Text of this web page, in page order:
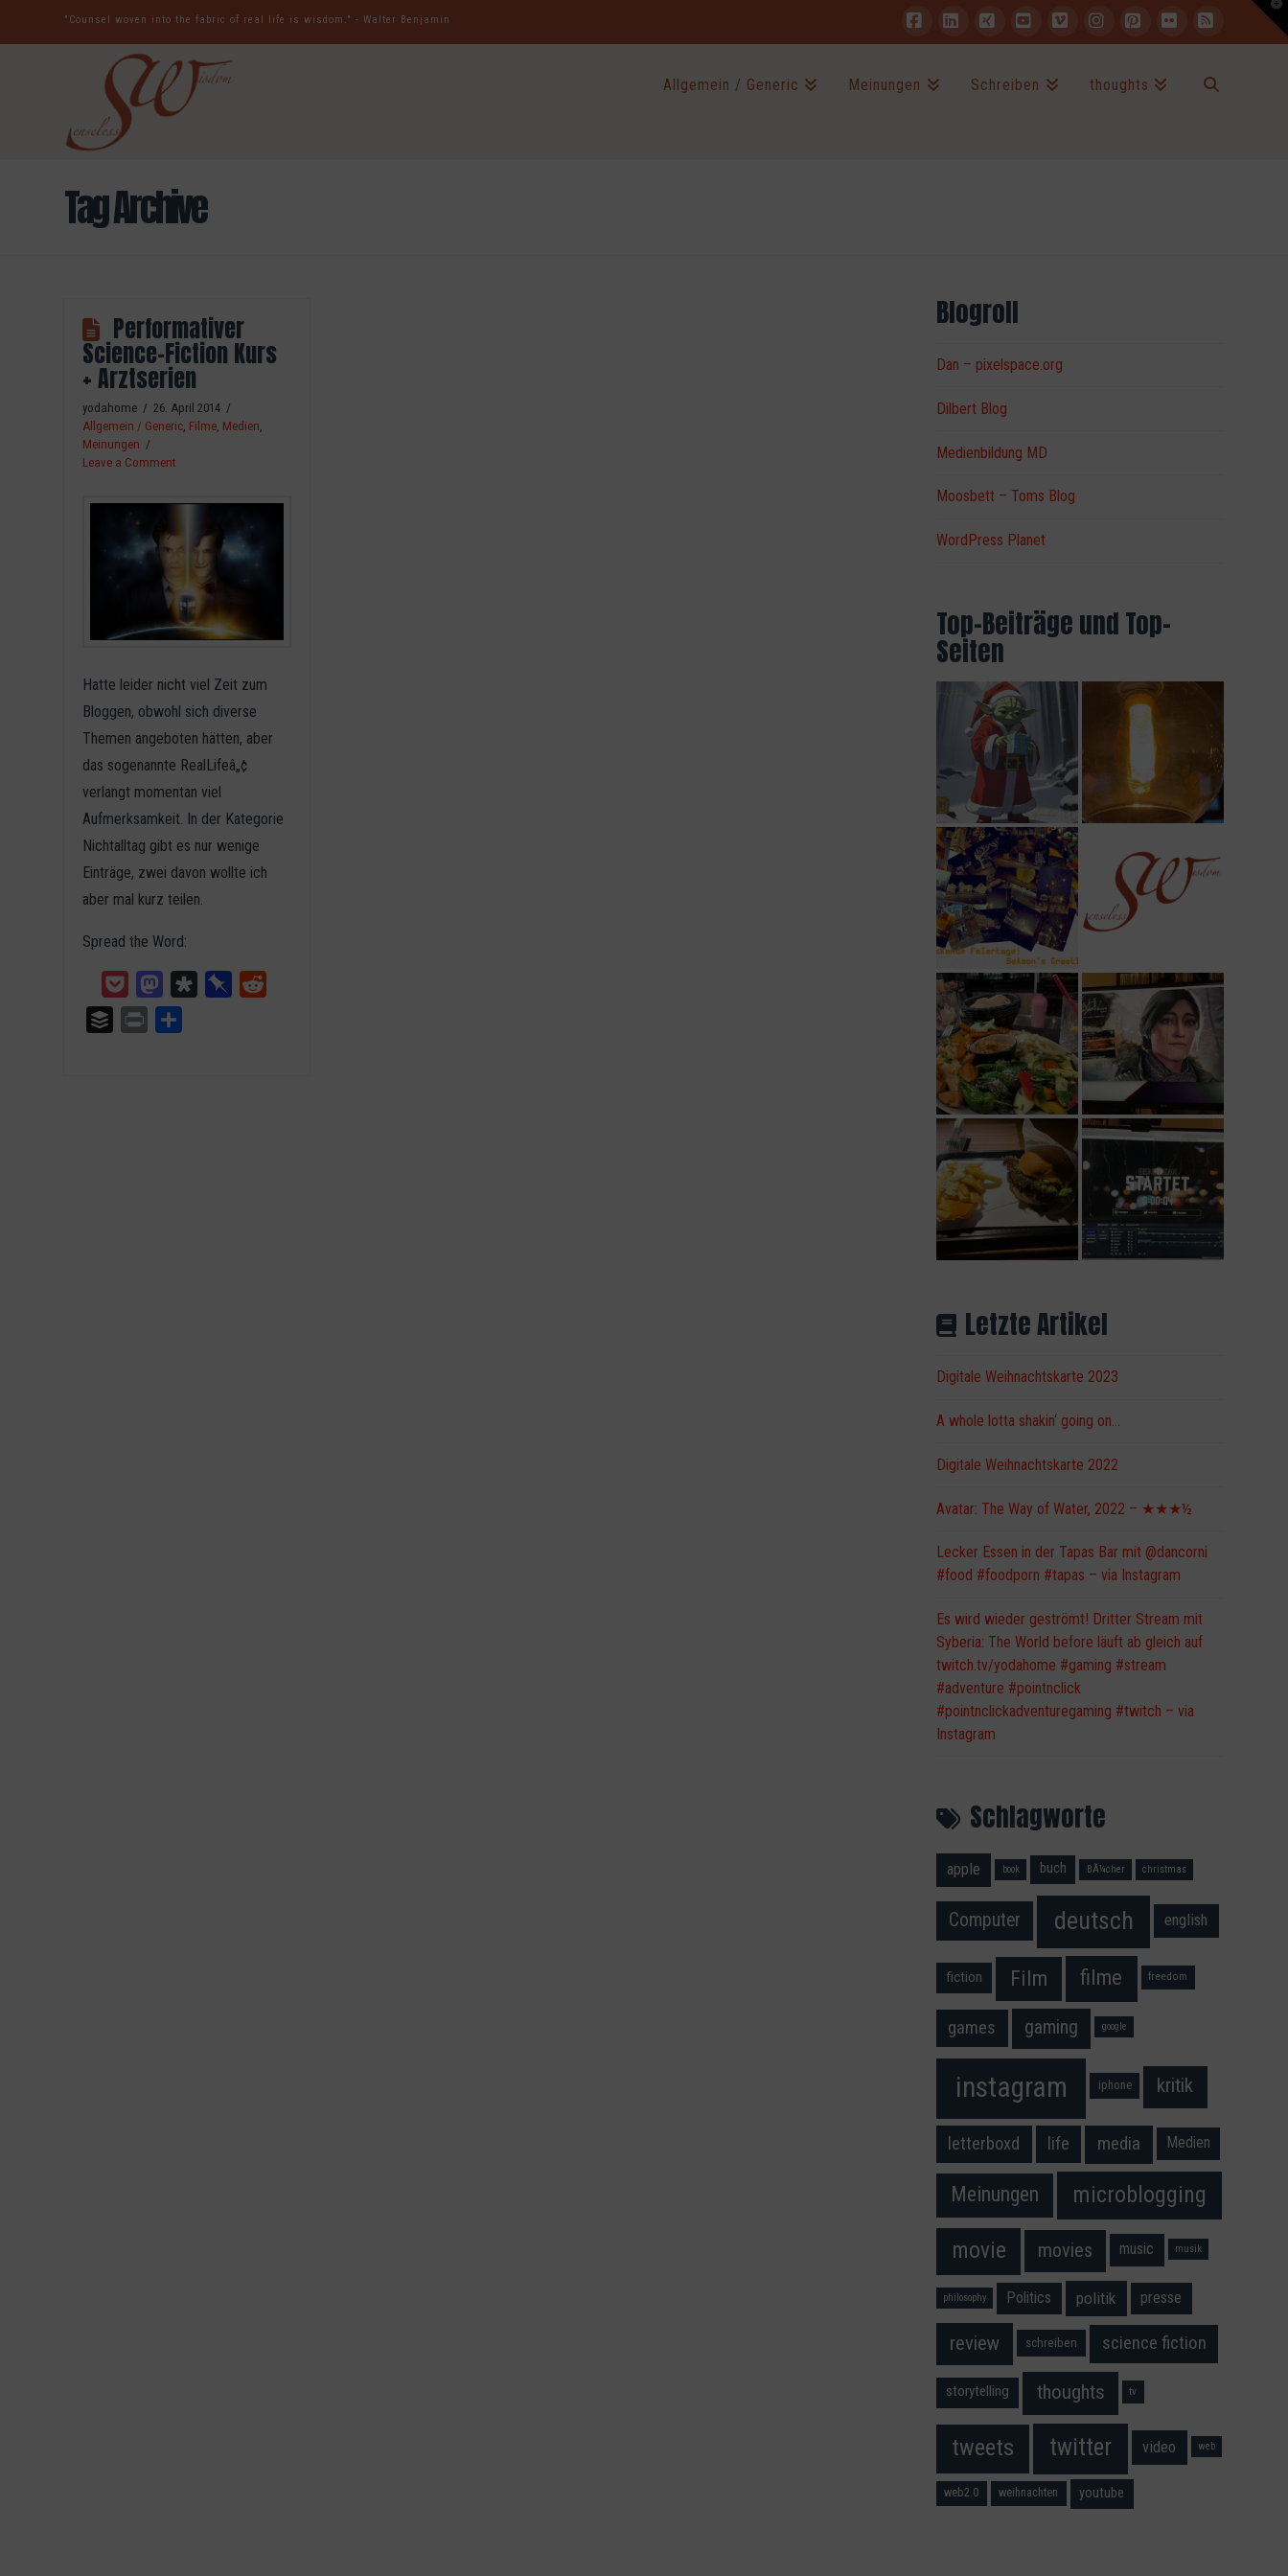
"Counsel woven into the fabric of real life is wisdom." - Walter Benjamin
FacebookLinkedIn
XINGYouTubeVimeoInstagramPinterest
FlickrRSS
Allgemein / Generic Meinungen Schreiben thoughts
Tag Archive
Performativer
Science-Fiction Kurs
+ Arztserien
yodahome
26. April 2014
Allgemein / Generic Filme Medien
Meinungen
Leave a Comment
Hatte leider nicht viel Zeit zum
Bloggen, obwohl sich diverse
Themen angeboten hätten, aber
das sogenannte RealLifeâ„¢
verlangt momentan viel
Aufmerksamkeit. In der Kategorie
Nichtalltag gibt es nur wenige
Einträge, zwei davon wollte ich
aber mal kurz teilen.
Spread the Word:
Pocket MastodonDiasporaPinboard
Buffer
Print
Blogroll
Dan – pixelspace.org
Dilbert Blog
Medienbildung MD
Moosbett – Toms Blog
WordPress Planet
Top-Beiträge und Top-
Seiten
Letzte Artikel
Digitale Weihnachtskarte 2023
A whole lotta shakin‘ going on…
Digitale Weihnachtskarte 2022
Avatar: The Way of Water, 2022 – ★★★½
Lecker Essen in der Tapas Bar mit @dancorni
#food #foodporn #tapas – via Instagram
Es wird wieder geströmt! Dritter Stream mit
Syberia: The World before läuft ab gleich auf
twitch.tv/yodahome #gaming #stream
#adventure #pointnclick
#pointnclickadventuregaming #twitch – via
Instagram
Schlagworte
apple book buch BÃ¼cher christmas
Computer deutsch english
fiction Film filme freedom
games gaming google
instagram iphone kritik
letterboxd life media Medien
Meinungen microblogging
movie movies music musik
philosophy Politics politik presse
review schreiben science fiction
storytelling thoughts tv
tweets twitter video web
web2.0 weihnachten youtube